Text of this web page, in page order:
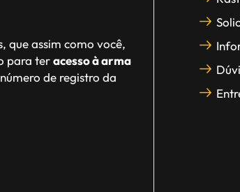
que assim como você,
para teracesso à arma
de registro da